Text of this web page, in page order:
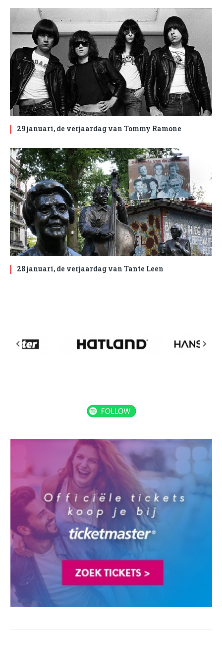
29 januari, de verjaardag van Tommy Ramone
28 januari, de verjaardag van Tante Leen